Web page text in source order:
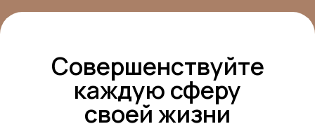
Совершенствуйте
каждую сферу
своей жизни